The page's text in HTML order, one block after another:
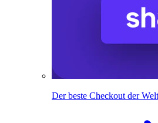
Der beste Checkout der Welt